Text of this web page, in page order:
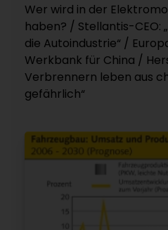
Wer wird in der
haben? / Stellantis-CEO:
die Autoindustrie“ /
Werkbank für China /
Verbrennern leben aus
gefährlich“